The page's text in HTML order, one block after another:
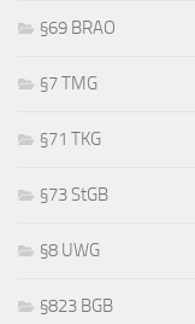
§69 BRAO
§7 TMG
§71 TKG
§73 StGB
§8 UWG
§823 BGB